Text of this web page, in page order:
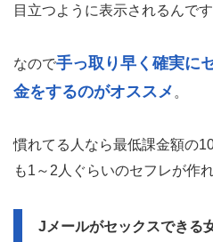
目立つように表示されるんです
なので手っ取り早く確実に
金をするのがオススメ。
慣れてる人なら最低課金額の
も1～2人ぐらいのセフレが作れ
Jメールがセックスできる